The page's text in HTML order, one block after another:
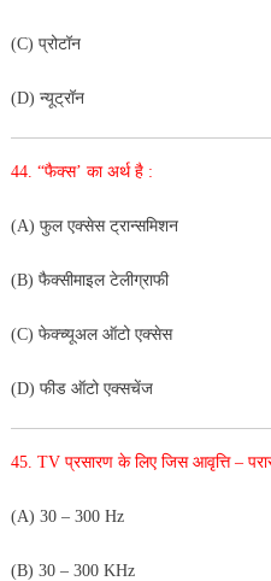
(C) प्रोटॉन
(D) न्यूट्रॉन
44. “फैक्स’ का अर्थ है :
(A) फुल एक्सेस ट्रान्समिशन
(B) फैक्सीमाइल टेलीग्राफी
(C) फेक्च्यूअल ऑटो एक्सेस
(D) फीड ऑटो एक्सचेंज
45. TV प्रसारण के लिए जिस आवृत्ति –
(A) 30 – 300 Hz
(B) 30 – 300 KHz